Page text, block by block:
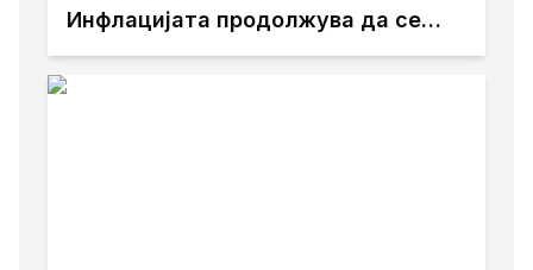
Инфлацијата продолжува да се
намалува